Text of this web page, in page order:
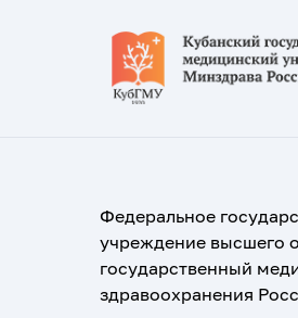
Федеральное
учреждение высшего
государственный
здравоохранения